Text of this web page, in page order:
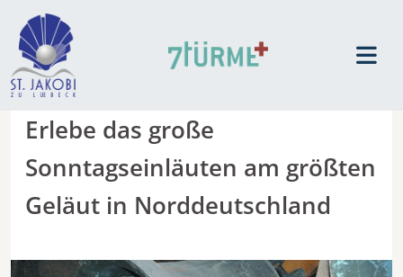
Erlebe das große
Sonntagseinläuten am größten
Geläut in Norddeutschland